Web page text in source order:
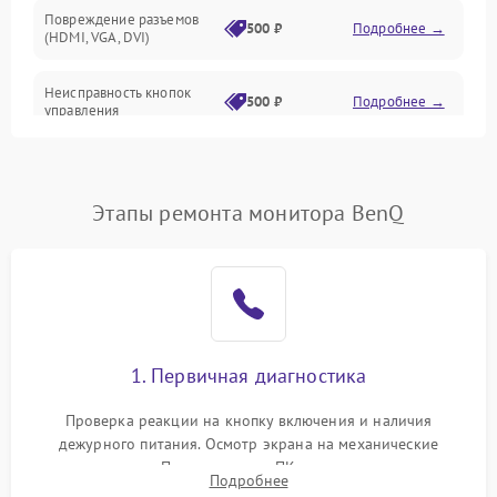
Повреждение разъемов
(HDMI, VGA, DVI)
500 ₽ Подробнее →
Неисправность кнопок
управления
500 ₽ Подробнее →
Повреждение кабеля
Подробнее →
1000 ₽
Поломка системы
автоматического
1000 ₽ Подробнее →
Неисправность системы
1000 ₽
Этапы ремонта монитора BenQ
1. Первичная диагностика
Проверка реакции на кнопку включения и наличия
дежурного питания. Осмотр экрана на механические
повреждения. Подключение к ПК для оценки вывода
изображения, работы подсветки и выявления артефактов на
Подробнее